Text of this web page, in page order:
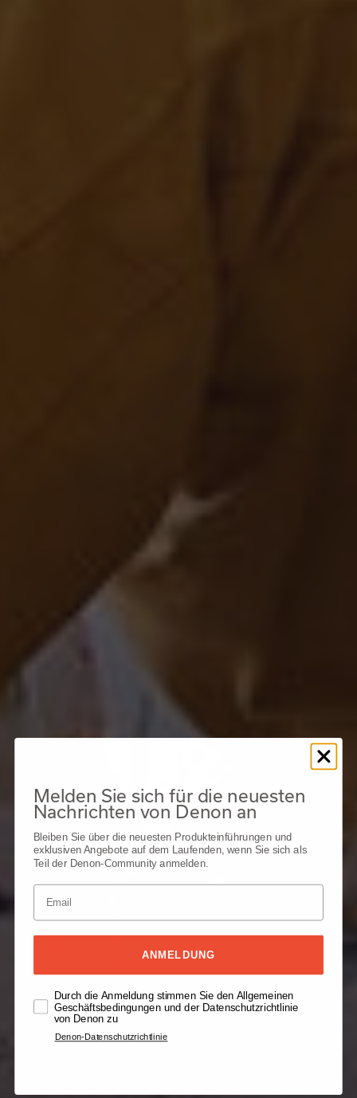
Melden Sie sich für die neuesten
Nachrichten von Denon an
Bleiben Sie über die neuesten Produkteinführungen und
exklusiven Angebote auf dem Laufenden, wenn Sie sich als
Teil der Denon-Community anmelden.
ANMELDUNG
Durch die Anmeldung stimmen Sie den Allgemeinen
Geschäftsbedingungen und der Datenschutzrichtlinie
von Denon zu
Denon-Datenschutzrichtlinie